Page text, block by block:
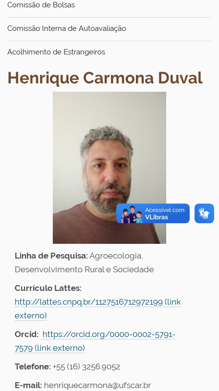
Comissão de Bolsas
Comissão Interna de Autoavaliação
Acolhimento de Estrangeiros
Henrique Carmona Duval
Linha de Pesquisa: Agroecologia,
Desenvolvimento Rural e Sociedade
Currículo Lattes:
http://lattes.cnpq.br/1127516712972199 (link
externo)
Orcid: https://orcid.org/0000-0002-5791-
7579 (link externo)
Telefone: +55 (16) 3256.9052
E-mail: henriquecarmona@ufscar.br